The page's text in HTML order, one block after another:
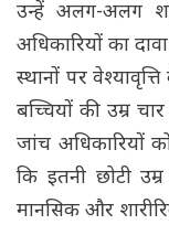
उन्हें अलग-अलग
अधिकारियों का
स्थानों पर
बच्चियों की उम्र
जांच अधिकारियों
कि इतनी छोटी
मानसिक और